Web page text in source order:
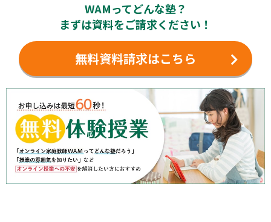
WAMってどんな塾？
まずは資料をご請求ください！
無料資料請求はこちら